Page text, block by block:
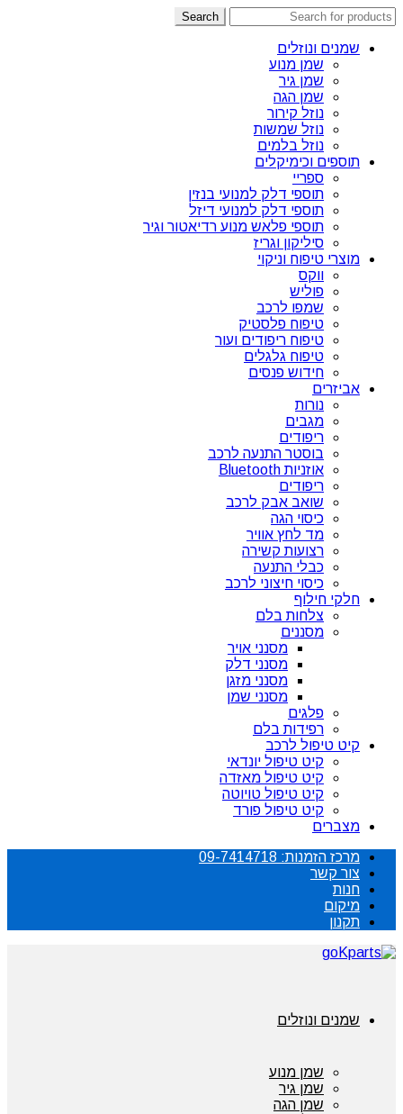
Search
שמנים ונוזלים
שמן מנוע
שמן גיר
שמן הגה
נוזל קירור
נוזל שמשות
נוזל בלמים
תוספים וכימיקלים
ספריי
תוספי דלק למנועי בנזין
תוספי דלק למנועי דיזל
תוספי פלאש מנוע רדיאטור וגיר
סיליקון וגריז
מוצרי טיפוח וניקוי
ווקס
פוליש
שמפו לרכב
טיפוח פלסטיק
טיפוח ריפודים ועור
טיפוח גלגלים
חידוש פנסים
אביזרים
נורות
מגבים
ריפודים
בוסטר התנעה לרכב
אוזניות Bluetooth
ריפודים
שואב אבק לרכב
כיסוי הגה
מד לחץ אוויר
רצועות קשירה
כבלי התנעה
כיסוי חיצוני לרכב
חלקי חילוף
צלחות בלם
מסננים
מסנני אויר
מסנני דלק
מסנני מזגן
מסנני שמן
פלגים
רפידות בלם
קיט טיפול לרכב
קיט טיפול יונדאי
קיט טיפול מאזדה
קיט טיפול טויוטה
קיט טיפול פורד
מצברים
מרכז הזמנות: 09-7414718
צור קשר
חנות
מיקום
תקנון
שמנים ונוזלים
שמן מנוע
שמן גיר
שמן הגה